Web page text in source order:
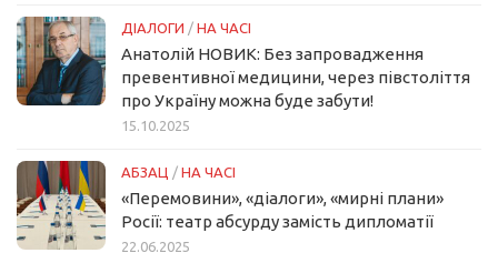
ДІАЛОГИ / НА ЧАСІ
Анатолій НОВИК: Без запровадження
превентивної медицини, через півстоліття
про Україну можна буде забути!
15.10.2025
АБЗАЦ / НА ЧАСІ
«Перемовини», «діалоги», «мирні плани»
Росії: театр абсурду замість дипломатії
22.06.2025